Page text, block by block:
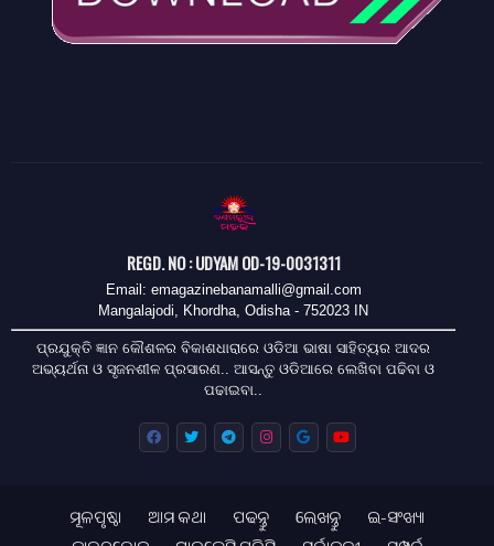
REGD. NO : UDYAM OD-19-0031311
Email: emagazinebanamalli@gmail.com
Mangalajodi, Khordha, Odisha - 752023 IN
ପ୍ରଯୁକ୍ତି ଜ୍ଞାନ କୌଶଳର ବିକାଶଧାରାରେ ଓଡିଆ ଭାଷା ସାହିତ୍ୟର ଆଦର
ଅଭ୍ୟର୍ଥନା ଓ ସୃଜନଶୀଳ ପ୍ରସାରଣ.. ଆସନ୍ତୁ ଓଡିଆରେ ଲେଖିବା ପଢିବା ଓ
ପଢାଇବା..
ମୂଳପୃଷ୍ଠା ଆମ କଥା ପଢନ୍ତୁ ଲେଖନ୍ତୁ
ଇ-ସଂଖ୍ୟା